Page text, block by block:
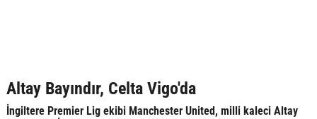
Altay Bayındır, Celta Vigo'da
İngiltere Premier Lig ekibi Manchester United, milli kaleci Altay